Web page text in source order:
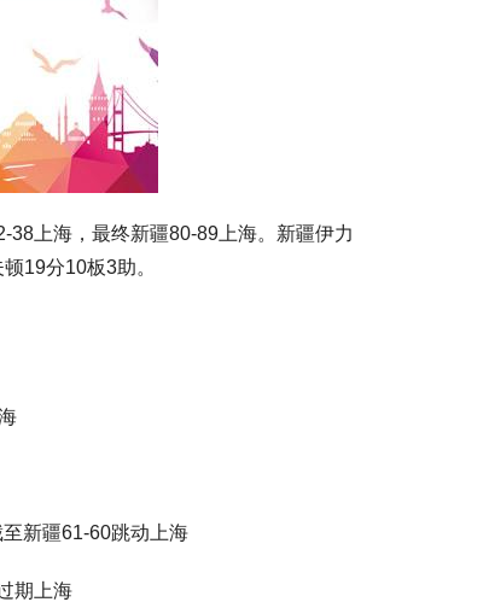
上海，最终新疆80-89上海。新疆伊力
19分10板3助。
新疆61-60跳动上海
期上海